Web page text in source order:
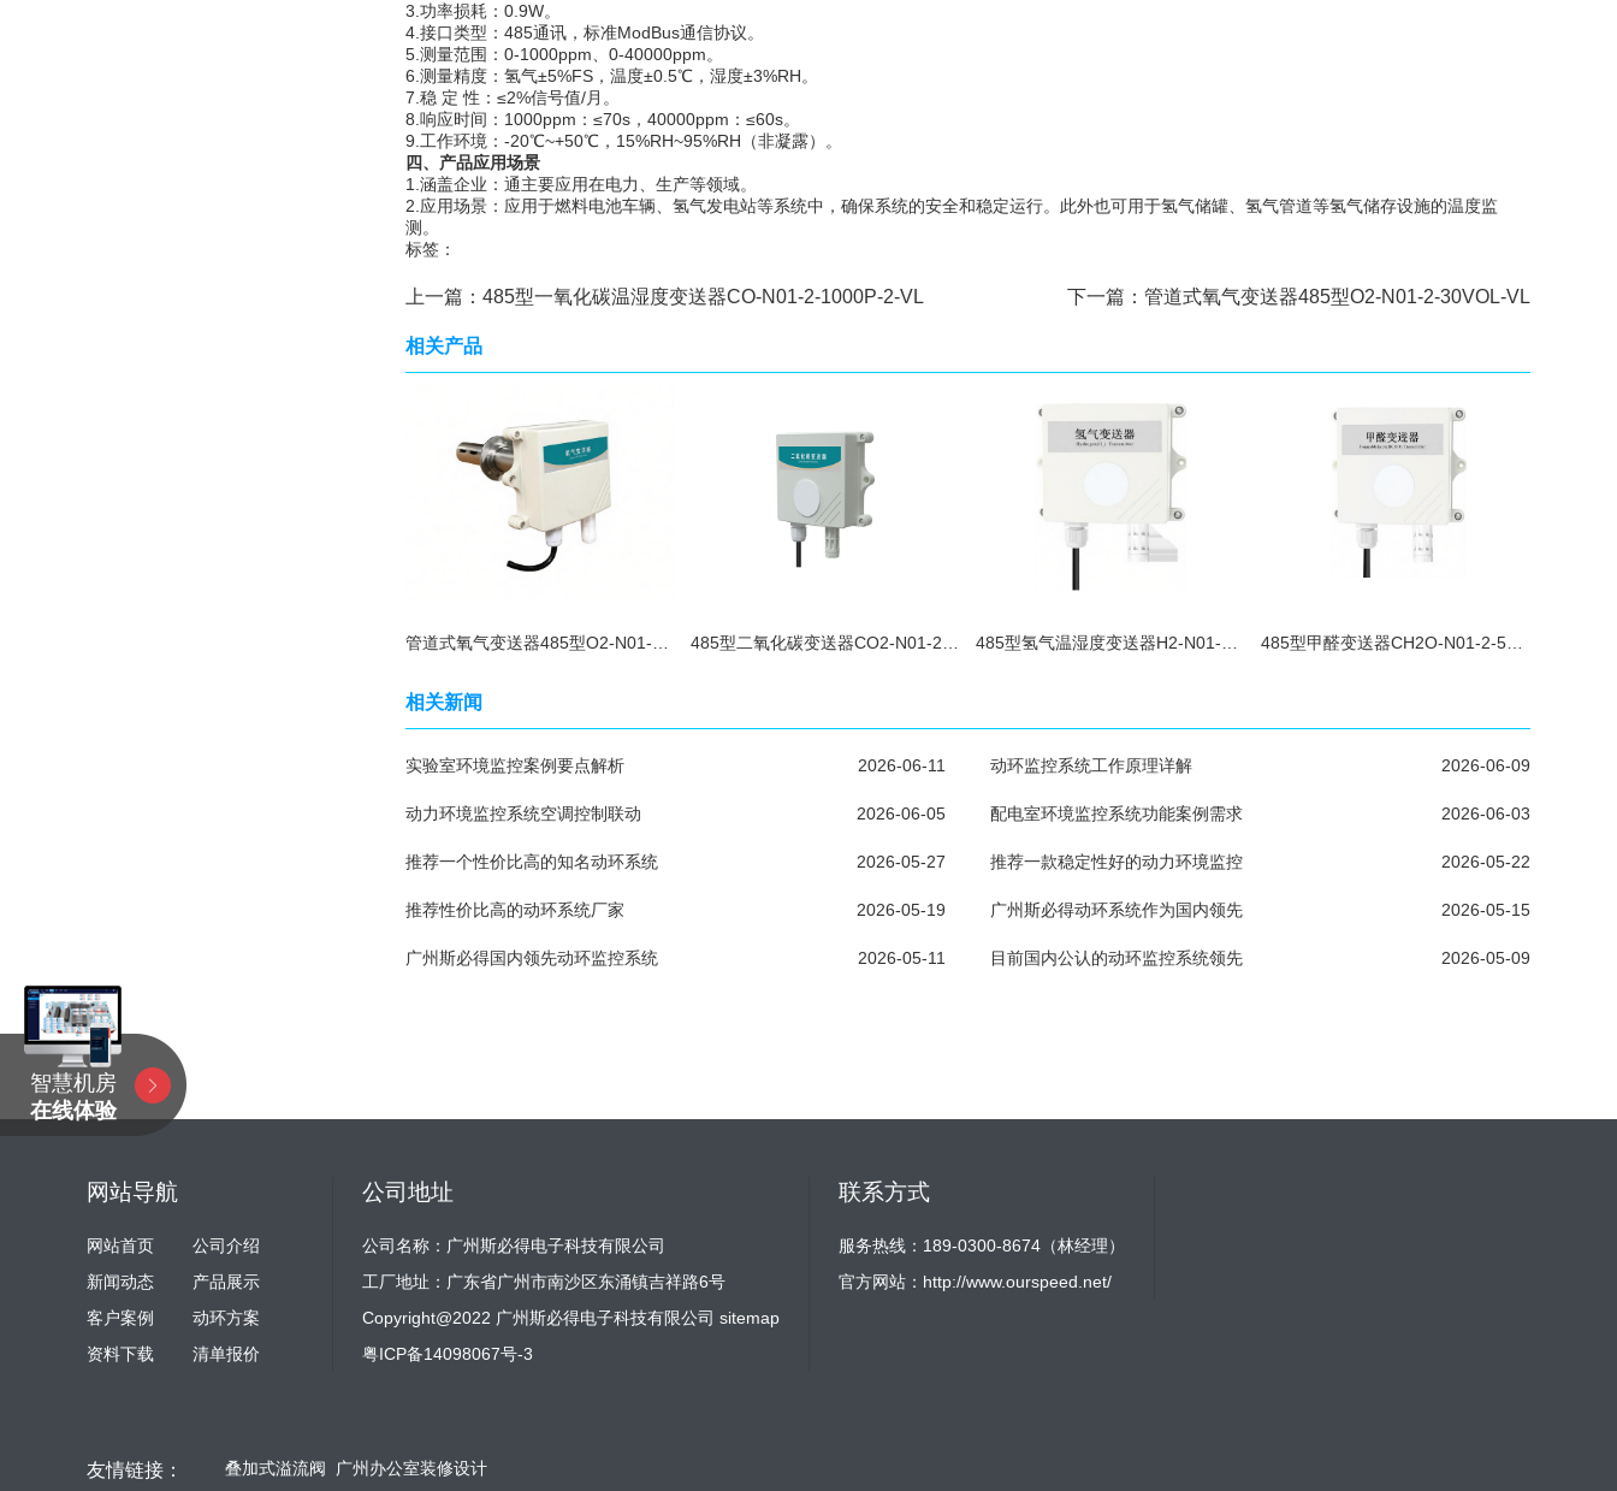
3.功率损耗：0.9W。
4.接口类型：485通讯，标准ModBus通信协议。
5.测量范围：0-1000ppm、0-40000ppm。
6.测量精度：氢气±5%FS，温度±0.5℃，湿度±3%RH。
7.稳 定 性：≤2%信号值/月。
8.响应时间：1000ppm：≤70s，40000ppm：≤60s。
9.工作环境：-20℃~+50℃，15%RH~95%RH（非凝露）。
四、产品应用场景
1.涵盖企业：通主要应用在电力、生产等领域。
2.应用场景：应用于燃料电池车辆、氢气发电站等系统中，确保系统的安全和稳定运行。此外也可用于氢气储罐、氢气管道等氢气储存设施的温度监
测。
标签：
上一篇： 485型一氧化碳温湿度变送器CO-N01-2-1000P-2-VL 下一篇： 管道式氧气变送器485型O2-N01-2-30VOL-VL
相关产品
485型甲醛变送器CH2O-N01-2-5P-2-VL.
相关新闻
实验室环境监控案例要点解析 2026-06-11 动环监控系统工作原理详解 2026-06-09
动力环境监控系统空调控制联动 2026-06-05 配电室环境监控系统功能案例需求 2026-06-03
推荐一个性价比高的知名动环系统 2026-05-27 推荐一款稳定性好的动力环境监控 2026-05-22
推荐性价比高的动环系统厂家 2026-05-19 广州斯必得动环系统作为国内领先 2026-05-15
广州斯必得国内领先动环监控系统 2026-05-11 目前国内公认的动环监控系统领先 2026-05-09
网站导航
网站首页
公司介绍
新闻动态
产品展示
客户案例
动环方案
资料下载
清单报价
公司地址
公司名称：广州斯必得电子科技有限公司
工厂地址：广东省广州市南沙区东涌镇吉祥路6号
Copyright@2022 广州斯必得电子科技有限公司 sitemap
粤ICP备14098067号-3
联系方式
服务热线：189-0300-8674（林经理）
官方网站： http://www.ourspeed.net/
友情链接： 叠加式溢流阀 广州办公室装修设计
智慧机房
在线体验
斯必得科技·机房监控